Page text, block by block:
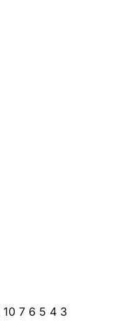
10 7 6 5 4 3